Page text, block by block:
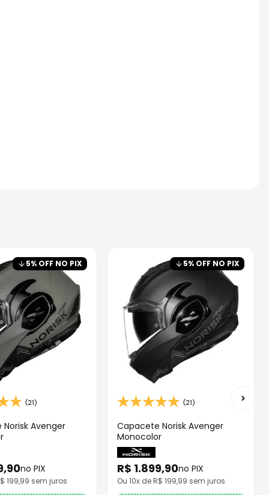
5% OFF NO PIX
(21)
Avenger
,90no PIX
199,99 sem juros
5% OFF NO PIX
(21)
Capacete Norisk Avenger
Monocolor
R$ 1.899,90no PIX
Ou 10x de R$ 199,99 sem juros